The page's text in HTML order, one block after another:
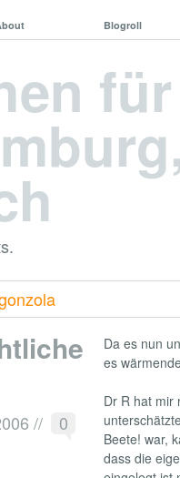
Blogroll
// 0
Da es nun
es
Dr R hat mir
Beete! war,
dass die